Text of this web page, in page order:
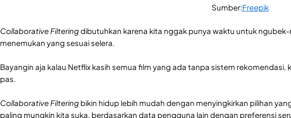
Sumber:Freepik
Collaborative Filteringdibutuhkan karena kita nggak punya waktu untuk
menemukan yang sesuai selera.
Bayangin aja kalau Netflix kasih semua film yang ada tanpa sistem
pas.
Collaborative Filtering bikin hidup lebih mudah dengan menyingkirkan pilihan
paling mungkin kita suka, berdasarkan data pengguna lain dengan preferensi